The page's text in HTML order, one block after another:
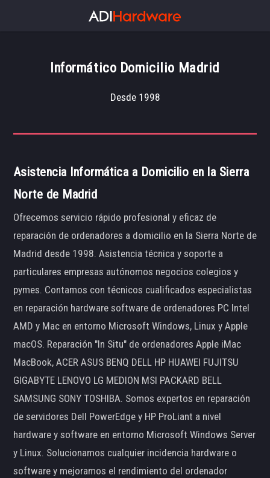
Informático Domicilio Madrid
Desde 1998
Asistencia Informática a Domicilio en la Sierra
Norte de Madrid
Ofrecemos servicio rápido profesional y eficaz de
reparación de ordenadores a domicilio en la Sierra Norte de
Madrid desde 1998. Asistencia técnica y soporte a
particulares empresas autónomos negocios colegios y
pymes. Contamos con técnicos cualificados especialistas
en reparación hardware software de ordenadores PC Intel
AMD y Mac en entorno Microsoft Windows, Linux y Apple
macOS. Reparación "In Situ" de ordenadores Apple iMac
MacBook, ACER ASUS BENQ DELL HP HUAWEI FUJITSU
GIGABYTE LENOVO LG MEDION MSI PACKARD BELL
SAMSUNG SONY TOSHIBA. Somos expertos en reparación
de servidores Dell PowerEdge y HP ProLiant a nivel
hardware y software en entorno Microsoft Windows Server
y Linux. Solucionamos cualquier incidencia hardware o
software y mejoramos el rendimiento del ordenador